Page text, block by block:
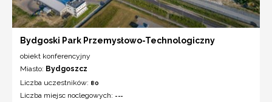
Bydgoski Park Przemysłowo-Technologiczny
obiekt konferencyjny
Miasto: Bydgoszcz
Liczba uczestników: 80
Liczba miejsc noclegowych: ---